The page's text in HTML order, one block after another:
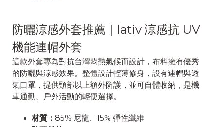
防曬涼感外套推薦｜lativ 涼感抗 UV
機能連帽外套
這款外套專為對抗台灣悶熱氣候而設計，布料擁有優秀
的防曬與涼感效果。整體設計輕薄修身，設有連帽與透
氣口罩，提供頸部以上額外防護，並可自體收納，是機
車通勤、戶外活動的輕便選擇。
材質： 85% 尼龍、15% 彈性纖維